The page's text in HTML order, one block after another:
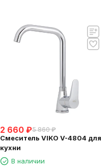
2 660 ₽5 860 ₽
Смеситель VIKO V-4804 для
кухни
В наличии